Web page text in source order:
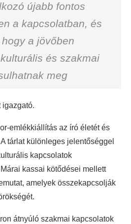
újabb fontos
a kapcsolatban, és
a jövőben
és szakmai
meg
igazgató.
emlékkiállítás az író életét és
tárlat különleges jelentőséggel
kapcsolatok
kassai kötődései mellett
amelyek összekapcsolják
átnyúló szakmai kapcsolatok